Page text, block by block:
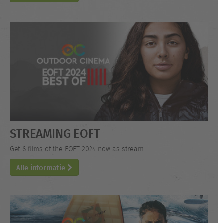
STREAMING EOFT
Get 6 films of the EOFT 2024 now as stream.
Alle informatie